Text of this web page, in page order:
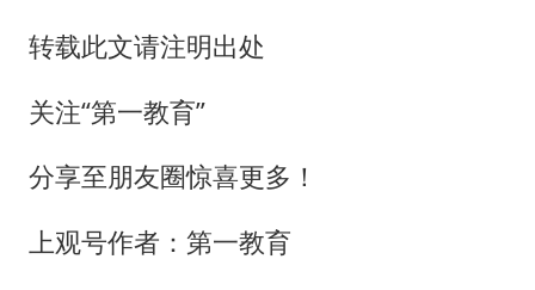
转载此文请注明出处
关注“第一教育”
分享至朋友圈惊喜更多！
上观号作者：第一教育